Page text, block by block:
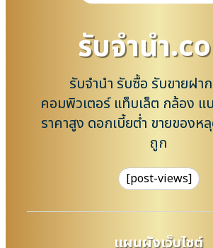
รับจํานํา
รับจำนำ รับซื้อ รับขายฝา
คอมพิวเตอร์ แท็บเล็ต กล้อง แ
ราคาสูง ดอกเบี้ยต่ำ ขายของห
ถูก
[post-views]
แผนผังเว็บไซต์